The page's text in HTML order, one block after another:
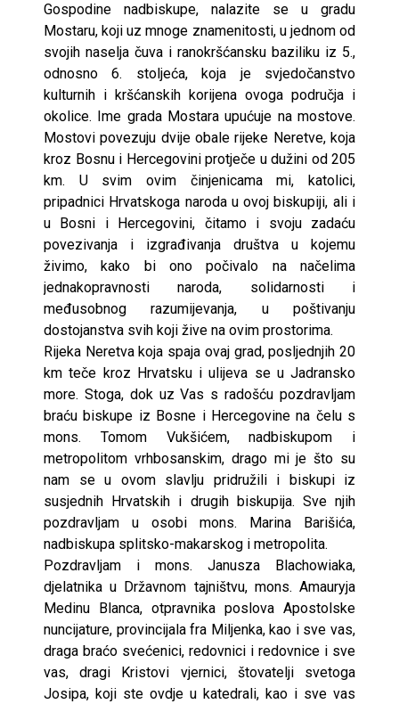
Gospodine nadbiskupe, nalazite se u gradu
Mostaru, koji uz mnoge znamenitosti, u jednom od
svojih naselja čuva i ranokršćansku baziliku iz 5.,
odnosno 6. stoljeća, koja je svjedočanstvo
kulturnih i kršćanskih korijena ovoga područja i
okolice. Ime grada Mostara upućuje na mostove.
Mostovi povezuju dvije obale rijeke Neretve, koja
kroz Bosnu i Hercegovini protječe u dužini od 205
km. U svim ovim činjenicama mi, katolici,
pripadnici Hrvatskoga naroda u ovoj biskupiji, ali i
u Bosni i Hercegovini, čitamo i svoju zadaću
povezivanja i izgrađivanja društva u kojemu
živimo, kako bi ono počivalo na načelima
jednakopravnosti naroda, solidarnosti i
međusobnog razumijevanja, u poštivanju
dostojanstva svih koji žive na ovim prostorima.
Rijeka Neretva koja spaja ovaj grad, posljednjih 20
km teče kroz Hrvatsku i ulijeva se u Jadransko
more. Stoga, dok uz Vas s radošću pozdravljam
braću biskupe iz Bosne i Hercegovine na čelu s
mons. Tomom Vukšićem, nadbiskupom i
metropolitom vrhbosanskim, drago mi je što su
nam se u ovom slavlju pridružili i biskupi iz
susjednih Hrvatskih i drugih biskupija. Sve njih
pozdravljam u osobi mons. Marina Barišića,
nadbiskupa splitsko-makarskog i metropolita.
Pozdravljam i mons. Janusza Blachowiaka,
djelatnika u Državnom tajništvu, mons. Amauryja
Medinu Blanca, otpravnika poslova Apostolske
nuncijature, provincijala fra Miljenka, kao i sve vas,
draga braćo svećenici, redovnici i redovnice i sve
vas, dragi Kristovi vjernici, štovatelji svetoga
Josipa, koji ste ovdje u katedrali, kao i sve vas